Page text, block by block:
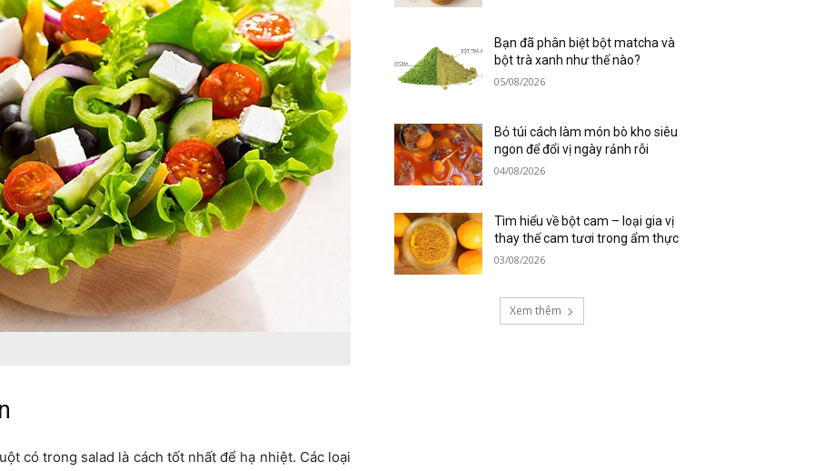
có trong salad là cách tốt nhất để hạ nhiệt. Các loại
Bạn đã phân biệt bột matcha và
bột trà xanh như thế nào?
05/08/2026
Bỏ túi cách làm món bò kho siêu
ngon để đổi vị ngày rảnh rỗi
04/08/2026
Tìm hiểu về bột cam – loại gia vị
thay thế cam tươi trong ẩm thực
03/08/2026
Xem thêm